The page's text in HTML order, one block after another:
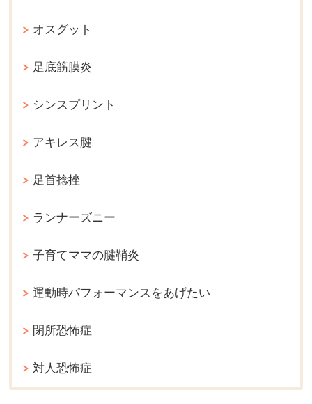
オスグット
足底筋膜炎
シンスプリント
アキレス腱
足首捻挫
ランナーズニー
子育てママの腱鞘炎
運動時パフォーマンスをあげたい
閉所恐怖症
対人恐怖症